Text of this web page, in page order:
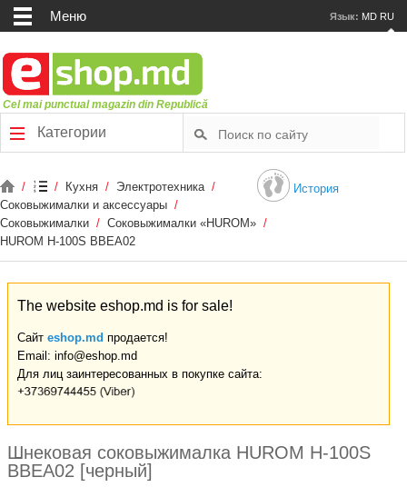
Меню Язык: MD RU
Cel mai punctual magazin din Republică
Категории
История
/ / Кухня / Электротехника /
Соковыжималки и аксессуары /
Соковыжималки / Соковыжималки «HUROM» /
HUROM H-100S BBEA02
The website eshop.md is for sale!
Сайт eshop.md продается!
Email: info@eshop.md
Для лиц заинтересованных в покупке сайта:
Шнековая соковыжималка HUROM H-100S
BBEA02 [черный]